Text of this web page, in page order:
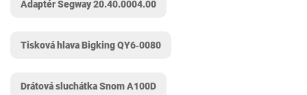
Adaptér Segway 20.40.0004.00
Tisková hlava Bigking QY6‑0080
Drátová sluchátka Snom A100D